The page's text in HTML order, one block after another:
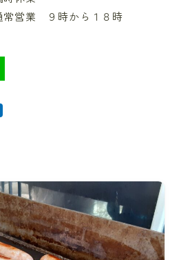
常営業 ９時から１８時